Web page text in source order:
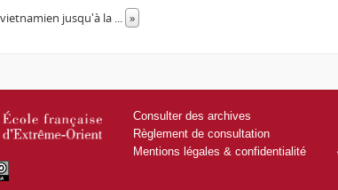
jusqu'à la ... »
Consulter des archives
Règlement de consultation
Mentions légales & confidentialité